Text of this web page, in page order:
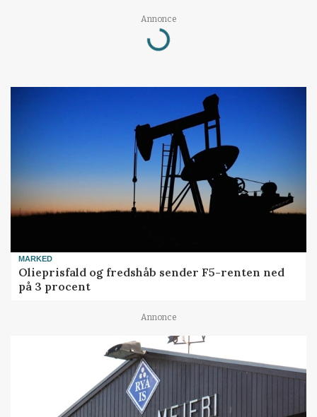
Annonce
Loading...
MARKED
Olieprisfald og fredshåb sender F5-renten ned
på 3 procent
Annonce